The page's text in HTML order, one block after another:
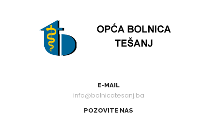
E-MAIL
info@bolnicatesanj.ba
POZOVITE NAS